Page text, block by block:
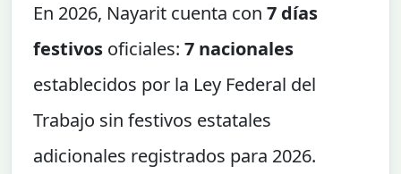
En 2026, Nayarit cuenta con 7 días
festivos oficiales: 7 nacionales
establecidos por la Ley Federal del
Trabajo sin festivos estatales
adicionales registrados para 2026.